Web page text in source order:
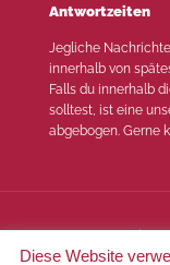
Antwortzeiten
Jegliche
innerhalb von
Falls du innerhalb
solltest, ist eine
abgebogen. Gerne
© 2022 Miss
Diese Website